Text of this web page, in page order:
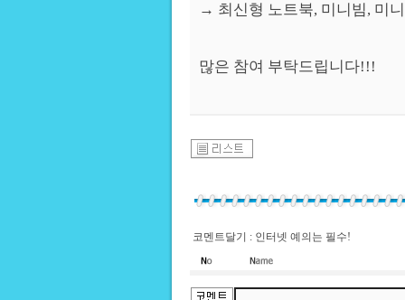
→ 최신형 노트북, 미니빔, 미
많은 참여 부탁드립니다!!!
코멘트달기 : 인터넷 예의는 필수!